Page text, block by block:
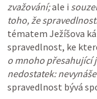
zvažování; ale i
toho, že
tématem Ježíšova
spravedlnost, ke
o mnoho přesahující
nedostatek:
spravedlnost bývá